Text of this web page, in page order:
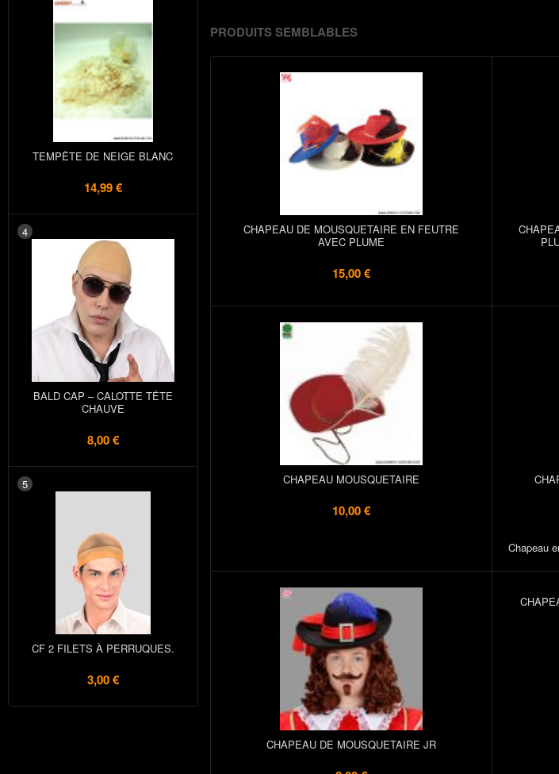
TEMPÊTE DE NEIGE BLANC
14,99 €
4
BALD CAP – CALOTTE TÊTE
CHAUVE
8,00 €
5
CF 2 FILETS À PERRUQUES.
3,00 €
PRODUITS SEMBLABLES
CHAPEAU DE MOUSQUETAIRE EN FEUTRE
AVEC PLUME
15,00 €
CHAPEAU MOUSQUETAIRE
10,00 €
Chapeau
CHAPEAU DE MOUSQUETAIRE JR